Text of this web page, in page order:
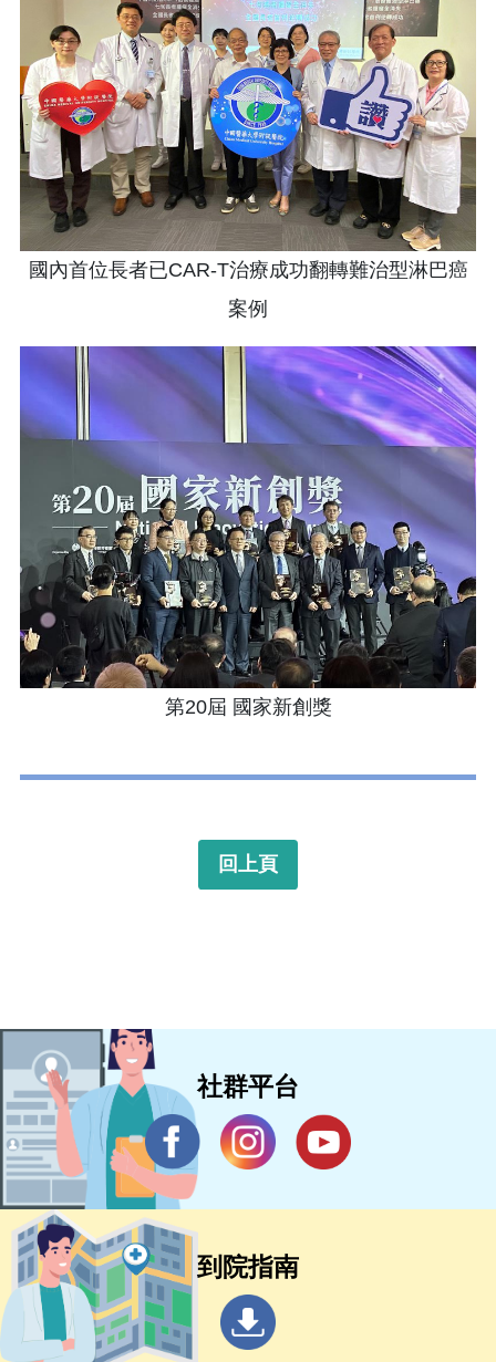
國內首位長者已CAR-T治療成功翻轉難治型淋巴癌
案例
第20屆 國家新創獎
回上頁
社群平台
到院指南